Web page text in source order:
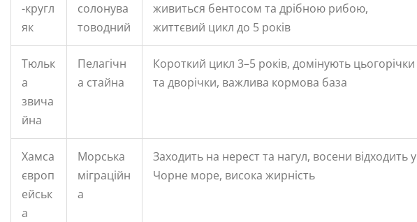
-кругл
як
солонува
товодний
живиться бентосом та дрібною рибою,
життєвий цикл до 5 років
Тюльк
а
звича
йна
Пелагічн
а стайна
Короткий цикл 3–5 років, домінують цьогорічки
та дворічки, важлива кормова база
Хамса
європ
ейськ
а
Морська
міграційн
а
Заходить на нерест та нагул, восени відходить у
Чорне море, висока жирність